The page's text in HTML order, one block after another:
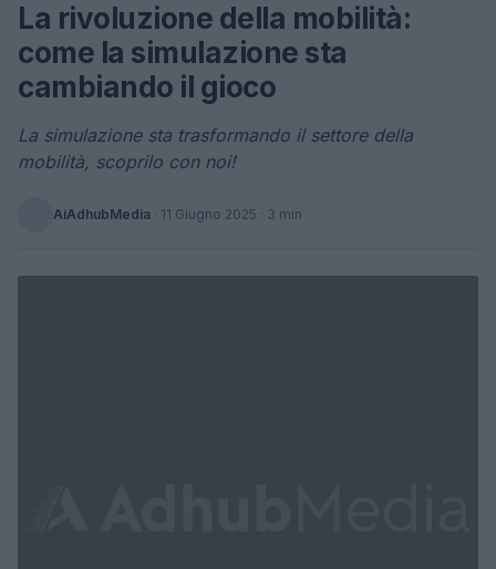
La rivoluzione della mobilità:
come la simulazione sta
cambiando il gioco
La simulazione sta trasformando il settore della
mobilità, scoprilo con noi!
AiAdhubMedia · 11 Giugno 2025 · 3 min